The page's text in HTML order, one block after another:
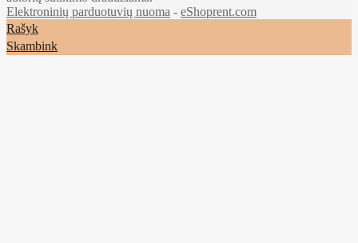
Elektroninių parduotuvių nuoma - eShoprent.com
Rašyk
Skambink